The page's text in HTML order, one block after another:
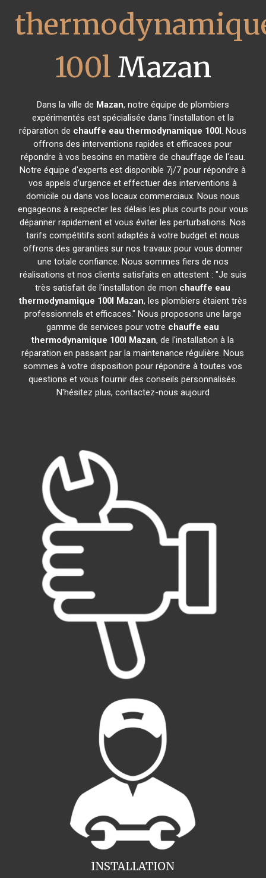
100l Mazan
Dans la ville de Mazan, notre équipe de plombiers
expérimentés est spécialisée dans l'installation et la
réparation de chauffe eau thermodynamique 100l. Nous
offrons des interventions rapides et efficaces pour
répondre à vos besoins en matière de chauffage de l'eau.
Notre équipe d'experts est disponible 7j/7 pour répondre à
vos appels d'urgence et effectuer des interventions à
domicile ou dans vos locaux commerciaux. Nous nous
engageons à respecter les délais les plus courts pour vous
dépanner rapidement et vous éviter les perturbations. Nos
tarifs compétitifs sont adaptés à votre budget et nous
offrons des garanties sur nos travaux pour vous donner
une totale confiance. Nous sommes fiers de nos
réalisations et nos clients satisfaits en attestent : "Je suis
très satisfait de l'installation de mon chauffe eau
thermodynamique 100l Mazan, les plombiers étaient très
professionnels et efficaces." Nous proposons une large
gamme de services pour votre chauffe eau
thermodynamique 100l Mazan, de l'installation à la
réparation en passant par la maintenance régulière. Nous
sommes à votre disposition pour répondre à toutes vos
questions et vous fournir des conseils personnalisés.
N'hésitez plus, contactez-nous aujourd
INSTALLATION